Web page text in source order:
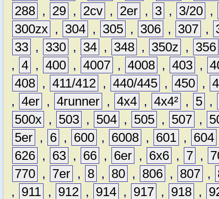
288 , 29 , 2cv , 2er , 3 , 3/20 ,
300zx , 304 , 305 , 306 , 307 ,
33 , 330 , 34 , 348 , 350z ,
356
, 4 , 400 , 4007 , 4008 , 403 ,
408 , 411/412 , 440/445 , 450 ,
, 4er , 4runner , 4x4 , 4x4² , 5 ,
500x , 503 , 504 , 505 , 507 ,
5er , 6 , 600 , 6008 , 601 , 604
626 , 63 , 66 , 6er , 6x6 , 7 ,
770 , 7er , 8 , 80 , 806 , 807 ,
,
911 , 912 , 914 , 917 , 918 ,